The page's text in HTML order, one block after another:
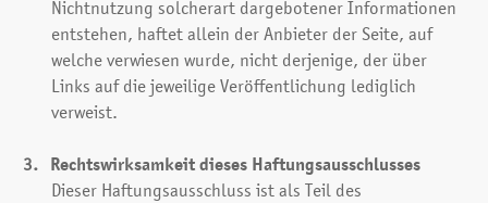
Nichtnutzung solcherart dargebotener Informationen
entstehen, haftet allein der Anbieter der Seite, auf
welche verwiesen wurde, nicht derjenige, der über
Links auf die jeweilige Veröffentlichung lediglich
verweist.
Rechtswirksamkeit dieses Haftungs­ausschlusses
Dieser Haftungsausschluss ist als Teil des